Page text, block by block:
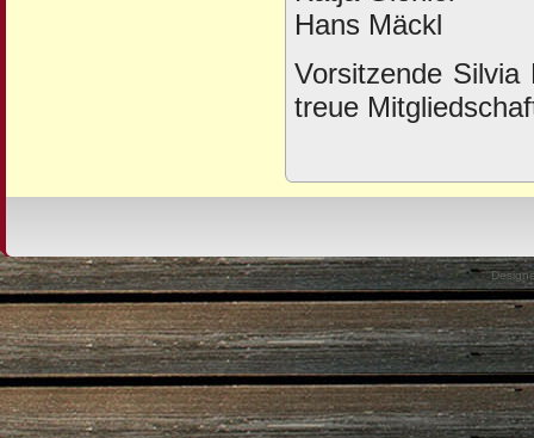
Hans Mäckl
Vorsitzende Silvia
treue